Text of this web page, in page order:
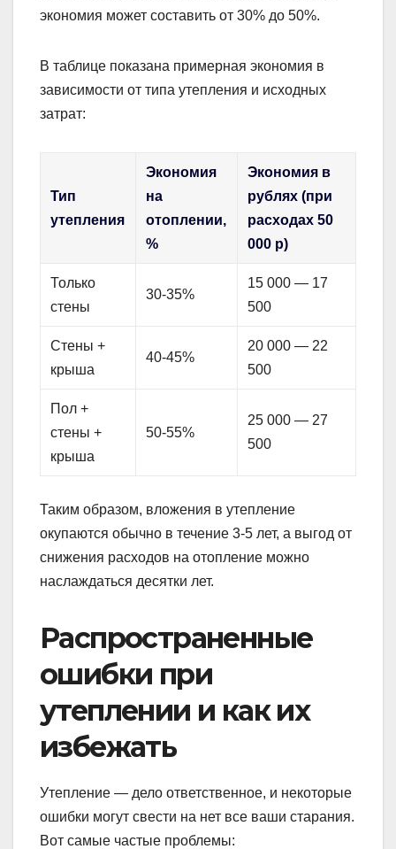
экономия может составить от 30% до 50%.
В таблице показана примерная экономия в
зависимости от типа утепления и исходных
затрат:
Тип
утепления
Экономия
на
отоплении,
%
Экономия в
рублях (при
расходах 50
000 р)
Только
стены
30-35%
15 000 — 17
500
Стены +
крыша
40-45%
20 000 — 22
500
Пол +
стены +
крыша
50-55%
25 000 — 27
500
Таким образом, вложения в утепление
окупаются обычно в течение 3-5 лет, а выгод от
снижения расходов на отопление можно
наслаждаться десятки лет.
Распространенные
ошибки при
утеплении и как их
избежать
Утепление — дело ответственное, и некоторые
ошибки могут свести на нет все ваши старания.
Вот самые частые проблемы: